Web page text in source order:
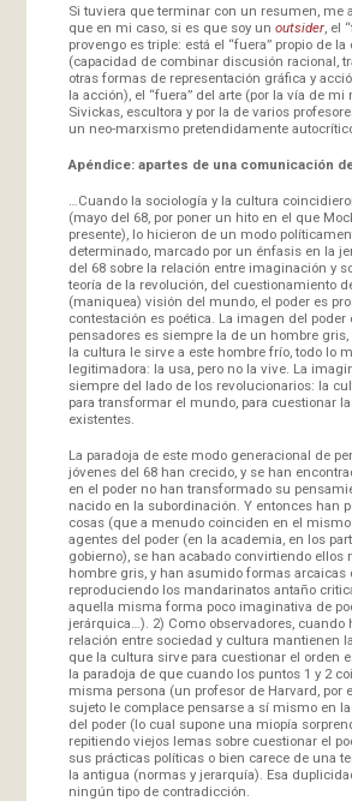
Si tuviera que terminar con un resumen, me
que en mi caso, si es que soy un outsider, el
provengo es triple: está el “fuera” propio de
(capacidad de combinar discusión racional,
otras formas de representación gráfica y
la acción), el “fuera” del arte (por la vía de mi
Sivickas, escultora y por la de varios
un neo-marxismo pretendidamente
Apéndice: apartes de una comunicación
…Cuando la sociología y la cultura
(mayo del 68, por poner un hito en el que
presente), lo hicieron de un modo
determinado, marcado por un énfasis en la
del 68 sobre la relación entre imaginación y
teoría de la revolución, del cuestionamiento
(maniquea) visión del mundo, el poder es
contestación es poética. La imagen del poder
pensadores es siempre la de un hombre
la cultura le sirve a este hombre frío, todo lo
legitimadora: la usa, pero no la vive. La
siempre del lado de los revolucionarios: la
para transformar el mundo, para cuestionar
existentes.
La paradoja de este modo generacional de
jóvenes del 68 han crecido, y se han
en el poder no han transformado su
nacido en la subordinación. Y entonces han
cosas (que a menudo coinciden en el
agentes del poder (en la academia, en los
gobierno), se han acabado convirtiendo ellos
hombre gris, y han asumido formas arcaicas
reproduciendo los mandarinatos antaño
aquella misma forma poco imaginativa de
jerárquica…). 2) Como observadores, cuando
relación entre sociedad y cultura mantienen
que la cultura sirve para cuestionar el orden
la paradoja de que cuando los puntos 1 y 2
misma persona (un profesor de Harvard, por
sujeto le complace pensarse a sí mismo en
del poder (lo cual supone una miopía
repitiendo viejos lemas sobre cuestionar el
sus prácticas políticas o bien carece de una
la antigua (normas y jerarquía). Esa
ningún tipo de contradicción.